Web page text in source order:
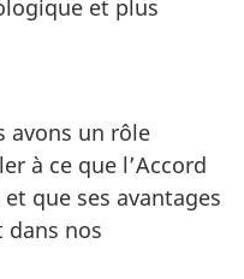
et plus
avons un rôle
à ce que l’Accord
que ses avantages
nos